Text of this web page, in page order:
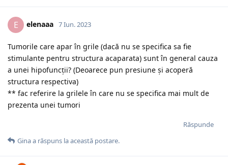
E elenaaa 7 Iun. 2023
Tumorile care apar în grile (dacă nu se specifica sa fie
stimulante pentru structura acaparata) sunt în general cauza
a unei hipofuncții? (Deoarece pun presiune și acoperă
structura respectiva)
** fac referire la grilele în care nu se specifica mai mult de
prezenta unei tumori
Răspunde
Ginaa răspuns la această postare.